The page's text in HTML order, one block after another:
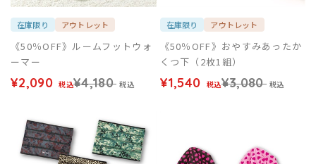
在庫限り アウトレット
《50％OFF》ルームフットウォ
ーマー
¥2,090 税込¥4,180 税込
在庫限り アウトレット
《50％OFF》おやすみあったか
くつ下（2枚1組）
¥1,540 税込¥3,080 税込